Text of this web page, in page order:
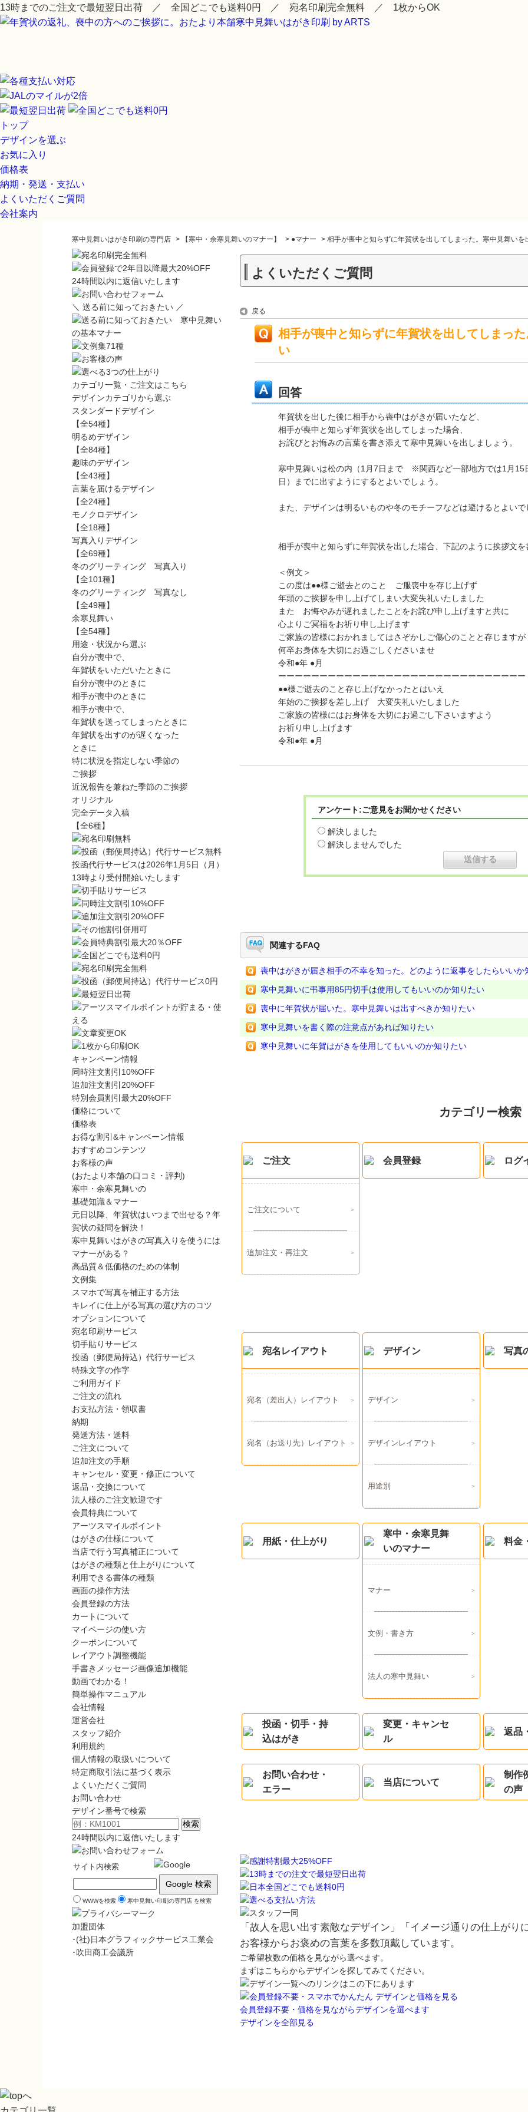
13時までのご注文で最短翌日出荷 ／ 全国どこでも送料0円 ／ 宛名印刷完全無料 ／ 1枚からOK
トップ
デザインを選ぶ
お気に入り
価格表
納期・発送・支払い
よくいただくご質問
会社案内
寒中見舞いはがき印刷の専門店 > 【寒中・余寒見舞いのマナー】 > ●マナー > 相手が喪中と知らずに年賀状を出してしまった。寒中見舞いを
24時間以内に返信いたします
＼ 送る前に知っておきたい ／
カテゴリ一覧・ご注文はこちら
デザインカテゴリから選ぶ
スタンダードデザイン
【全54種】
明るめデザイン
【全84種】
趣味のデザイン
【全43種】
言葉を届けるデザイン
【全24種】
モノクロデザイン
【全18種】
写真入りデザイン
【全69種】
冬のグリーティング 写真入り
【全101種】
冬のグリーティング 写真なし
【全49種】
余寒見舞い
【全54種】
用途・状況から選ぶ
自分が喪中で、
年賀状をいただいたときに
自分が喪中のときに
相手が喪中のときに
相手が喪中で、
年賀状を送ってしまったときに
年賀状を出すのが遅くなった
ときに
特に状況を指定しない季節の
ご挨拶
近況報告を兼ねた季節のご挨拶
オリジナル
完全データ入稿
【全6種】
投函代行サービスは2026年1月5日（月）
13時より受付開始いたします
キャンペーン情報
同時注文割引10%OFF
追加注文割引20%OFF
特別会員割引最大20%OFF
価格について
価格表
お得な割引&キャンペーン情報
おすすめコンテンツ
お客様の声
(おたより本舗の口コミ・評判)
寒中・余寒見舞いの
基礎知識＆マナー
元日以降、年賀状はいつまで出せる？年
賀状の疑問を解決！
寒中見舞いはがきの写真入りを使うには
マナーがある？
高品質＆低価格のための体制
文例集
スマホで写真を補正する方法
キレイに仕上がる写真の選び方のコツ
オプションについて
宛名印刷サービス
切手貼りサービス
投函（郵便局持込）代行サービス
特殊文字の作字
ご利用ガイド
ご注文の流れ
お支払方法・領収書
納期
発送方法・送料
ご注文について
追加注文の手順
キャンセル・変更・修正について
返品・交換について
法人様のご注文歓迎です
会員特典について
アーツスマイルポイント
はがきの仕様について
当店で行う写真補正について
はがきの種類と仕上がりについて
利用できる書体の種類
画面の操作方法
会員登録の方法
カートについて
マイページの使い方
クーポンについて
レイアウト調整機能
手書きメッセージ画像追加機能
動画でわかる！
簡単操作マニュアル
会社情報
運営会社
スタッフ紹介
利用規約
個人情報の取扱いについて
特定商取引法に基づく表示
よくいただくご質問
お問い合わせ
デザイン番号で検索
24時間以内に返信いたします
サイト内検索
WWWを検索 寒中見舞い印刷の専門店 を検索
加盟団体
･(社)日本グラフィックサービス工業会
･吹田商工会議所
よくいただくご質問
戻る
相手が喪中と知らずに年賀状を出してしまっ
い
回答
年賀状を出した後に相手から喪中はがきが届いたなど、
相手が喪中と知らず年賀状を出してしまった場合、
お詫びとお悔みの言葉を書き添えて寒中見舞いを出しましょう。
寒中見舞いは松の内（1月7日まで ※関西など一部地方では1月15
日）までに出すようにするとよいでしょう。
また、デザインは明るいものや冬のモチーフなどは避けるとよいで
相手が喪中と知らずに年賀状を出した場合、下記のように挨拶文
＜例文＞
この度は●●様ご逝去とのこと ご服喪中を存じ上げず
年頭のご挨拶を申し上げてしまい大変失礼いたしました
また お悔やみが遅れましたことをお詫び申し上げますと共に
心よりご冥福をお祈り申し上げます
ご家族の皆様におかれましてはさぞかしご傷心のことと存じますが
何卒お身体を大切にお過ごしくださいませ
令和●年 ●月
ーーーーーーーーーーーーーーーーーーーーーーーーーーーーーー
●●様ご逝去のこと存じ上げなかったとはいえ
年始のご挨拶を差し上げ 大変失礼いたしました
ご家族の皆様にはお身体を大切にお過ごし下さいますよう
お祈り申し上げます
令和●年 ●月
アンケート:ご意見をお聞かせください
解決しました
解決しませんでした
関連するFAQ
喪中はがきが届き相手の不幸を知った。どのように返事をしたらいいか
寒中見舞いに弔事用85円切手は使用してもいいのか知りたい
喪中に年賀状が届いた。寒中見舞いは出すべきか知りたい
寒中見舞いを書く際の注意点があれば知りたい
寒中見舞いに年賀はがきを使用してもいいのか知りたい
カテゴリー検索
ご注文
ご注文について
追加注文・再注文
会員登録 ログ
宛名レイアウト
宛名（差出人）レイアウト
宛名（お送り先）レイアウト
デザイン
デザイン
デザインレイアウト
用途別
写真
用紙・仕上がり
寒中・余寒見舞
いのマナー
マナー
文例・書き方
法人の寒中見舞い
料金
投函・切手・持
込はがき
変更・キャンセ
ル
返品
お問い合わせ・
エラー
当店について
制作
の声
「故人を思い出す素敵なデザイン」「イメージ通りの仕上が
お客様からお褒めの言葉を多数頂戴しています。
ご希望枚数の価格を見ながら選べます。
まずはこちらからデザインを探してみてください。
会員登録不要・価格を見ながらデザインを選べます
デザインを全部見る